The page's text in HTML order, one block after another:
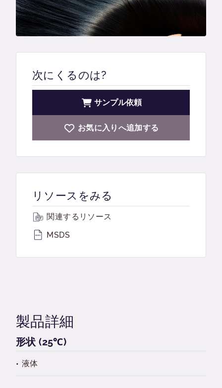
次にくるのは?
サンプル依頼
お気に入りへ追加する
リソースをみる
関連するリソース
MSDS
製品詳細
形状 (25℃)
液体